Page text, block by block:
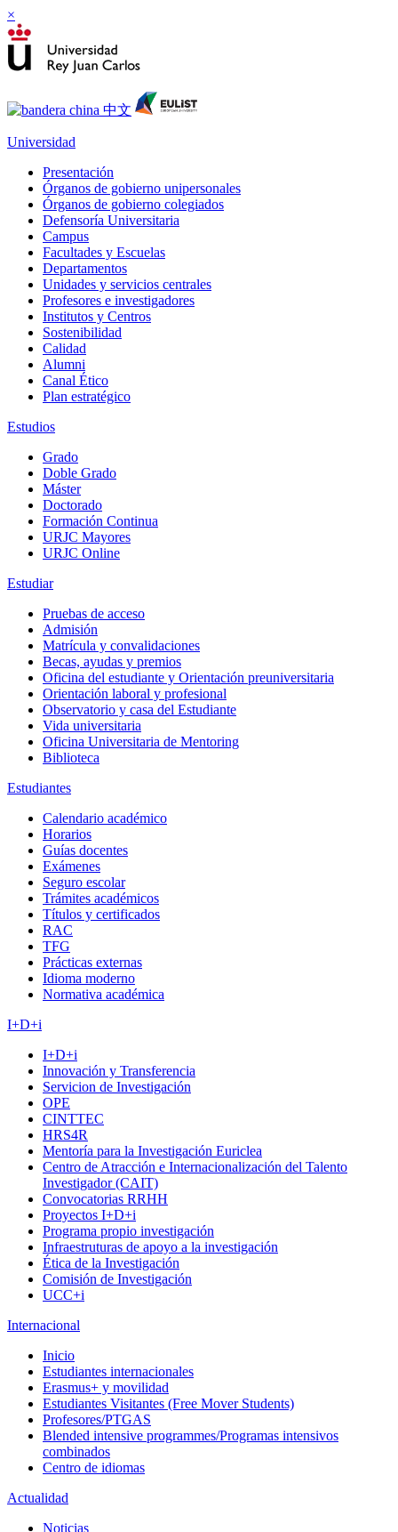
×
Universidad
Presentación
Órganos de gobierno unipersonales
Órganos de gobierno colegiados
Defensoría Universitaria
Campus
Facultades y Escuelas
Departamentos
Unidades y servicios centrales
Profesores e investigadores
Institutos y Centros
Sostenibilidad
Calidad
Alumni
Canal Ético
Plan estratégico
Estudios
Grado
Doble Grado
Máster
Doctorado
Formación Continua
URJC Mayores
URJC Online
Estudiar
Pruebas de acceso
Admisión
Matrícula y convalidaciones
Becas, ayudas y premios
Oficina del estudiante y Orientación preuniversitaria
Orientación laboral y profesional
Observatorio y casa del Estudiante
Vida universitaria
Oficina Universitaria de Mentoring
Biblioteca
Estudiantes
Calendario académico
Horarios
Guías docentes
Exámenes
Seguro escolar
Trámites académicos
Títulos y certificados
RAC
TFG
Prácticas externas
Idioma moderno
Normativa académica
I+D+i
I+D+i
Innovación y Transferencia
Servicion de Investigación
OPE
CINTTEC
HRS4R
Mentoría para la Investigación Euriclea
Centro de Atracción e Internacionalización del Talento
Investigador (CAIT)
Convocatorias RRHH
Proyectos I+D+i
Programa propio investigación
Infraestruturas de apoyo a la investigación
Ética de la Investigación
Comisión de Investigación
UCC+i
Internacional
Inicio
Estudiantes internacionales
Erasmus+ y movilidad
Estudiantes Visitantes (Free Mover Students)
Profesores/PTGAS
Blended intensive programmes/Programas intensivos
combinados
Centro de idiomas
Actualidad
Noticias